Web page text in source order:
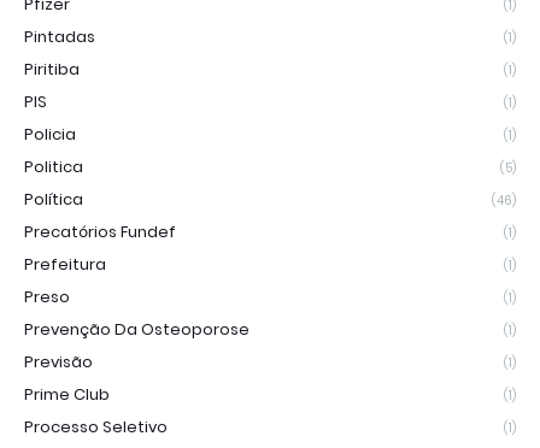
(1)
Pintadas (1)
Piritiba (1)
PIS (1)
Policia (1)
Politica (5)
Política (46)
Precatórios Fundef (1)
Prefeitura (1)
Preso (1)
Prevenção Da Osteoporose (1)
Previsão (1)
Prime Club (1)
Processo Seletivo (1)